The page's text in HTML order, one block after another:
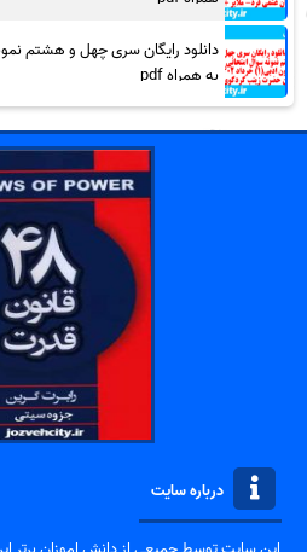
دانلود رایگان سری چهل و هشتم
به همراه pdf
درباره سایت